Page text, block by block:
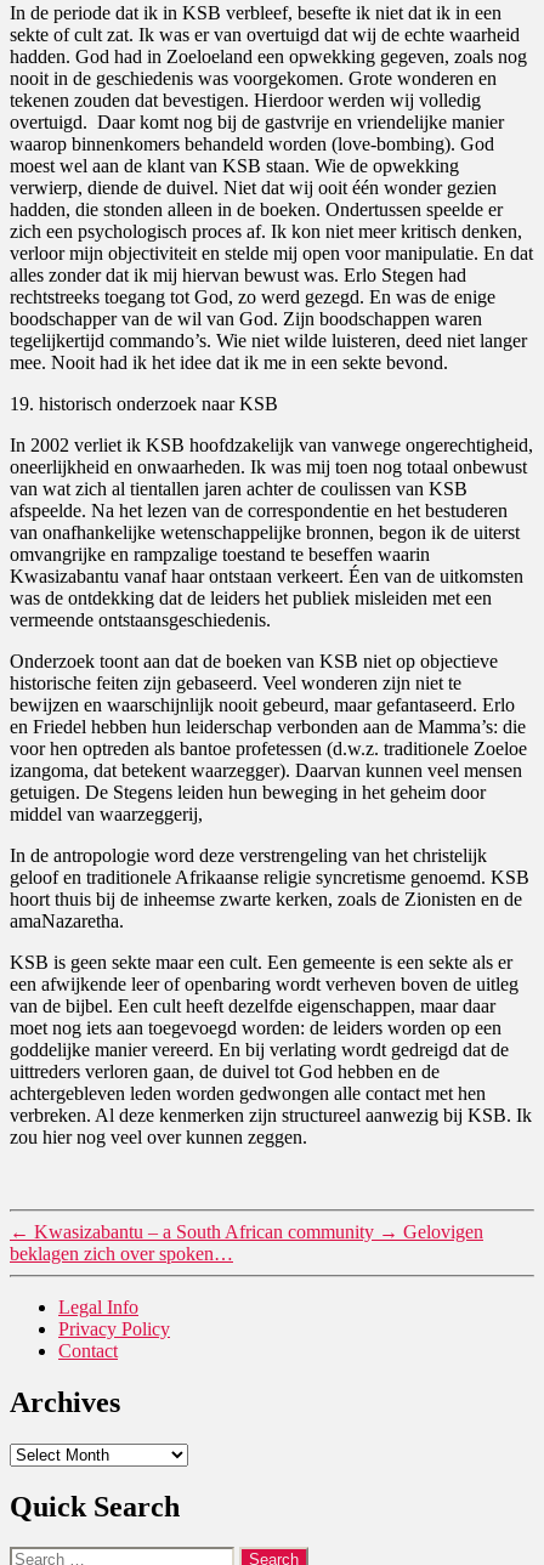
In de periode dat ik in KSB verbleef, besefte ik niet dat ik in een
sekte of cult zat. Ik was er van overtuigd dat wij de echte waarheid
hadden. God had in Zoeloeland een opwekking gegeven, zoals nog
nooit in de geschiedenis was voorgekomen. Grote wonderen en
tekenen zouden dat bevestigen. Hierdoor werden wij volledig
overtuigd. Daar komt nog bij de gastvrije en vriendelijke manier
waarop binnenkomers behandeld worden (love-bombing). God
moest wel aan de klant van KSB staan. Wie de opwekking
verwierp, diende de duivel. Niet dat wij ooit één wonder gezien
hadden, die stonden alleen in de boeken. Ondertussen speelde er
zich een psychologisch proces af. Ik kon niet meer kritisch denken,
verloor mijn objectiviteit en stelde mij open voor manipulatie. En dat
alles zonder dat ik mij hiervan bewust was. Erlo Stegen had
rechtstreeks toegang tot God, zo werd gezegd. En was de enige
boodschapper van de wil van God. Zijn boodschappen waren
tegelijkertijd commando’s. Wie niet wilde luisteren, deed niet langer
mee. Nooit had ik het idee dat ik me in een sekte bevond.
19. historisch onderzoek naar KSB
In 2002 verliet ik KSB hoofdzakelijk van vanwege ongerechtigheid,
oneerlijkheid en onwaarheden. Ik was mij toen nog totaal onbewust
van wat zich al tientallen jaren achter de coulissen van KSB
afspeelde. Na het lezen van de correspondentie en het bestuderen
van onafhankelijke wetenschappelijke bronnen, begon ik de uiterst
omvangrijke en rampzalige toestand te beseffen waarin
Kwasizabantu vanaf haar ontstaan verkeert. Éen van de uitkomsten
was de ontdekking dat de leiders het publiek misleiden met een
vermeende ontstaansgeschiedenis.
Onderzoek toont aan dat de boeken van KSB niet op objectieve
historische feiten zijn gebaseerd. Veel wonderen zijn niet te
bewijzen en waarschijnlijk nooit gebeurd, maar gefantaseerd. Erlo
en Friedel hebben hun leiderschap verbonden aan de Mamma’s: die
voor hen optreden als bantoe profetessen (d.w.z. traditionele Zoeloe
izangoma, dat betekent waarzegger). Daarvan kunnen veel mensen
getuigen. De Stegens leiden hun beweging in het geheim door
middel van waarzeggerij,
In de antropologie word deze verstrengeling van het christelijk
geloof en traditionele Afrikaanse religie syncretisme genoemd. KSB
hoort thuis bij de inheemse zwarte kerken, zoals de Zionisten en de
amaNazaretha.
KSB is geen sekte maar een cult. Een gemeente is een sekte als er
een afwijkende leer of openbaring wordt verheven boven de uitleg
van de bijbel. Een cult heeft dezelfde eigenschappen, maar daar
moet nog iets aan toegevoegd worden: de leiders worden op een
goddelijke manier vereerd. En bij verlating wordt gedreigd dat de
uittreders verloren gaan, de duivel tot God hebben en de
achtergebleven leden worden gedwongen alle contact met hen
verbreken. Al deze kenmerken zijn structureel aanwezig bij KSB. Ik
zou hier nog veel over kunnen zeggen.
← Kwasizabantu – a South African community → Gelovigen
beklagen zich over spoken…
Legal Info
Privacy Policy
Contact
Archives
Archives
Quick Search
Search